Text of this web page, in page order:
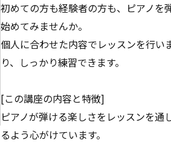
初めての方も経験者の方も、ピアノを
始めてみませんか。
個人に合わせた内容でレッスンを行い
り、しっかり練習できます。
[この講座の内容と特徴]
ピアノが弾ける楽しさをレッスンを通
るよう心がけています。